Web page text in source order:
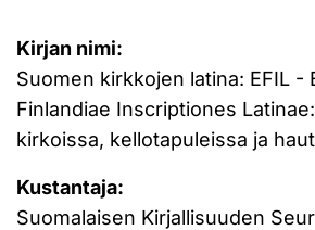
Kirjan nimi:
Suomen kirkkojen latina: EFIL -
Finlandiae Inscriptiones
kirkoissa, kellotapuleissa ja
Kustantaja:
Suomalaisen Kirjallisuuden